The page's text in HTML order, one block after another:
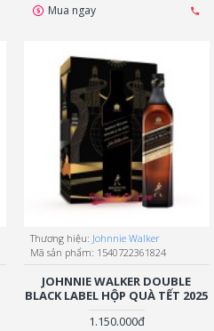
Mua ngay
Thương hiệu: Johnnie Walker
Mã sản phẩm: 1540722361824
JOHNNIE WALKER DOUBLE
BLACK LABEL HỘP QUÀ TẾT 2025
1.150.000đ